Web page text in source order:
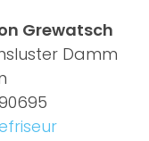
Grewatsch
Damm